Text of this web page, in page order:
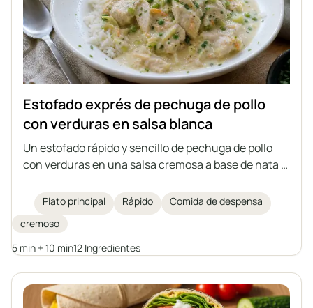
Estofado exprés de pechuga de pollo
con verduras en salsa blanca
Un estofado rápido y sencillo de pechuga de pollo
con verduras en una salsa cremosa a base de nata y
rápida, para servir con arroz, pasta o patatas.
Plato principal Rápido
Comida de despensa
cremoso
5 min + 10 min12 Ingredientes